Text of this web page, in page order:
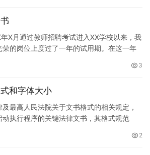
X月通过教师招聘考试进入XX学校以来，我
的岗位上度过了一年的试用期。在这一年
3
和字体大小
最高人民法院关于文书格式的相关规定，
执行程序的关键法律文书，其格式规范
2